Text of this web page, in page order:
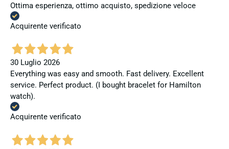
Ottima esperienza, ottimo acquisto, spedizione veloce
Acquirente verificato
30 Luglio 2026
Everything was easy and smooth. Fast delivery. Excellent
service. Perfect product. (I bought bracelet for Hamilton
watch).
Acquirente verificato